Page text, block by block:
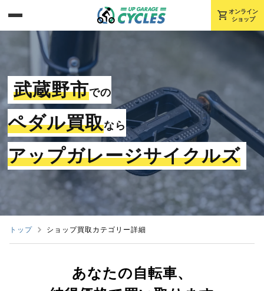
shopping_cart オンライン
ショップ
武蔵野市での
ペダル買取なら
アップガレージサイクルズ
トップ ショップ買取カテゴリー詳細
あなたの自転車、